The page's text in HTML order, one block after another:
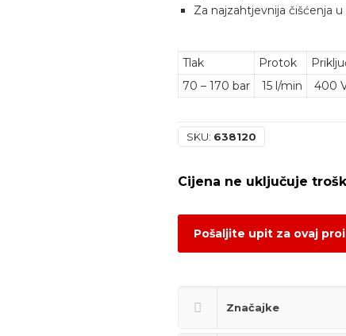
Za najzahtjevnija čišćenja
Tlak Protok
70 – 170 bar
15 l/min 400
SKU: 638120
Pošaljite upit za ovaj
Značajke